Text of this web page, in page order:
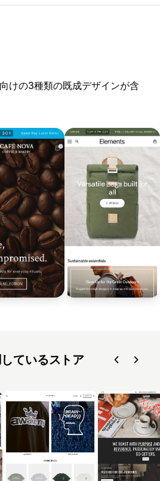
けの3種類の既成デザインが含
ているストア